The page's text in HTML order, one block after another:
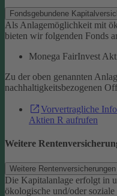
Fondsgebundene
Als Anlagemöglichkeit mit
bieten wir folgenden Fonds
Monega FairInvest
Zu der oben genannten
nachhaltigkeitsbezogenen
Vorvertragliche
Aktien R aufrufen
Weitere
Weitere
Die Kapitalanlage erfolgt in
ökologische und/oder